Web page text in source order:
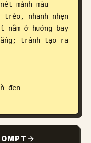
mảnh màu
nhanh nhẹn
nằm ở hướng bay
tránh tạo ra
đen